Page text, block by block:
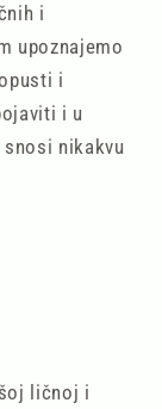
i
upoznajemo
i
i u
nikakvu
ličnoj i